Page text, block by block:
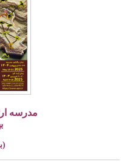
مدرسه